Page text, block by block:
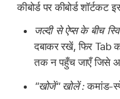
कीबोर्ड पर कीबोर्ड
जल्दी से ऐप्स के बीच
दबाकर रखें, फिर Tab
तक न पहुँच जाएँ जिसे
"खोजें" खोलें :कमांड-